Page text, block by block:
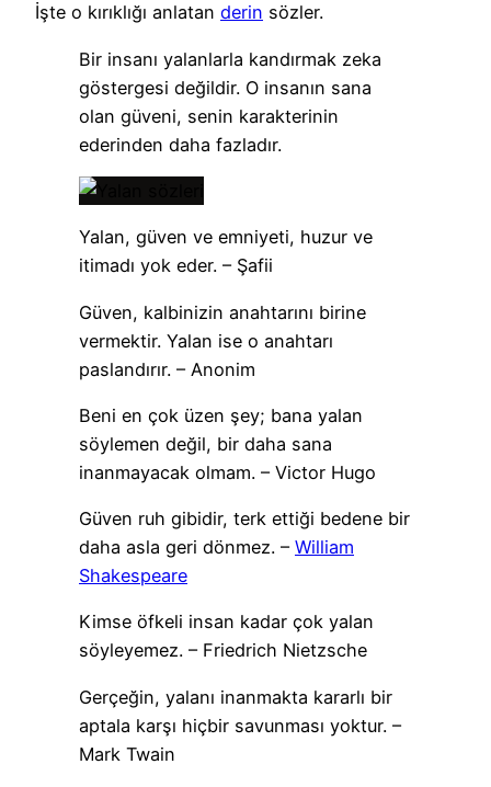
İşte o kırıklığı anlatan derin sözler.
Bir insanı yalanlarla kandırmak zeka
göstergesi değildir. O insanın sana
olan güveni, senin karakterinin
ederinden daha fazladır.
Yalan, güven ve emniyeti, huzur ve
itimadı yok eder. – Şafii
Güven, kalbinizin anahtarını birine
vermektir. Yalan ise o anahtarı
paslandırır. – Anonim
Beni en çok üzen şey; bana yalan
söylemen değil, bir daha sana
inanmayacak olmam. – Victor Hugo
Güven ruh gibidir, terk ettiği bedene bir
daha asla geri dönmez. – William
Shakespeare
Kimse öfkeli insan kadar çok yalan
söyleyemez. – Friedrich Nietzsche
Gerçeğin, yalanı inanmakta kararlı bir
aptala karşı hiçbir savunması yoktur. –
Mark Twain